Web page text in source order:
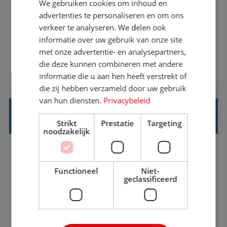
Met jouw ervaring in de reisbranche of
achtergrond in toerisme ben je klaar voor de
volgende stap. Vanaf je stoel reis je de hele
wereld over en speel je moeiteloos in op de
wensen van je team, je klant en wat er in de
reiswereld gebeurt. Met je enthousiasme weet je
klanten te overtuigen om die droomreis te
boeken! ...
BEKIJK VACATURE
REISADVISEUR ALLROUND
Aalsmeer, Noord-Holland, Nederland
33-36 uur
MBO
Een vakantie plannen is het leukste dat er is. Of
het nu voor jezelf is, of voor een ander: jij vindt
We gebruiken cookies om inhoud en
advertenties te personaliseren en om ons
verkeer te analyseren. We delen ook
informatie over uw gebruik van onze site
met onze advertentie- en analysepartners,
die deze kunnen combineren met andere
informatie die u aan hen heeft verstrekt of
die zij hebben verzameld door uw gebruik
van hun diensten. Privacybeleid
Strikt
noodzakelijk
Prestatie Targeting
Functioneel
Niet-
geclassificeerd